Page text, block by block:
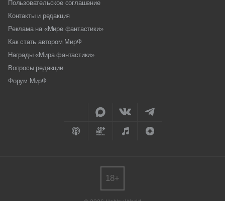
Пользовательское соглашение
Контакты и редакция
Реклама на «Мире фантастики»
Как стать автором МирФ
Награды «Мира фантастики»
Вопросы редакции
Форум МирФ
18+